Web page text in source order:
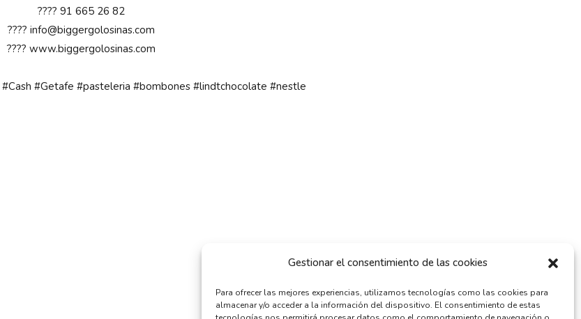
Gestionar el consentimiento de las cookies
Para ofrecer las mejores experiencias, utilizamos tecnologías como las cookies para
almacenar y/o acceder a la información del dispositivo. El consentimiento de estas
???? 91 665 26 82
???? info@biggergolosinas.com
???? www.biggergolosinas.com
#Cash #Getafe #pasteleria #bombones #lindtchocolate #nestle